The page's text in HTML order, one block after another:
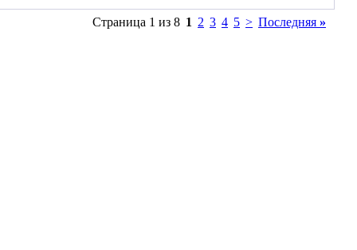
Страница 1 из 8 1 2 3 4 5 > Последняя »